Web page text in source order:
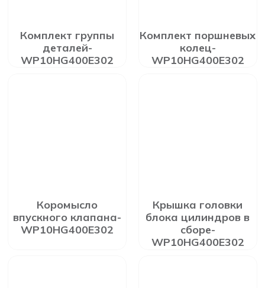
Комплект группы
деталей-
WP10HG400E302
Комплект поршневых
колец-
WP10HG400E302
Коромысло
впускного клапана-
WP10HG400E302
Крышка головки
блока цилиндров в
сборе-
WP10HG400E302